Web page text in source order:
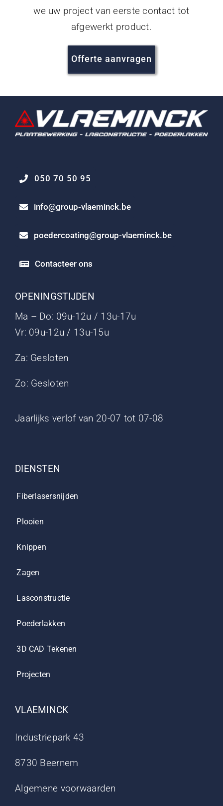
we uw project van eerste contact tot
afgewerkt product.
Offerte aanvragen
050 70 50 95
info@group-vlaeminck.be
poedercoating@group-vlaeminck.be
Contacteer ons
OPENINGSTIJDEN
Ma – Do: 09u-12u / 13u-17u
Vr: 09u-12u / 13u-15u
Za: Gesloten
Zo: Gesloten
Jaarlijks verlof van 20-07 tot 07-08
DIENSTEN
Fiberlasersnijden
Plooien
Knippen
Zagen
Lasconstructie
Poederlakken
3D CAD Tekenen
Projecten
VLAEMINCK
Industriepark 43
8730 Beernem
Algemene voorwaarden